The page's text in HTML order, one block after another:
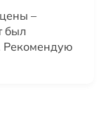
–
был
Рекомендую